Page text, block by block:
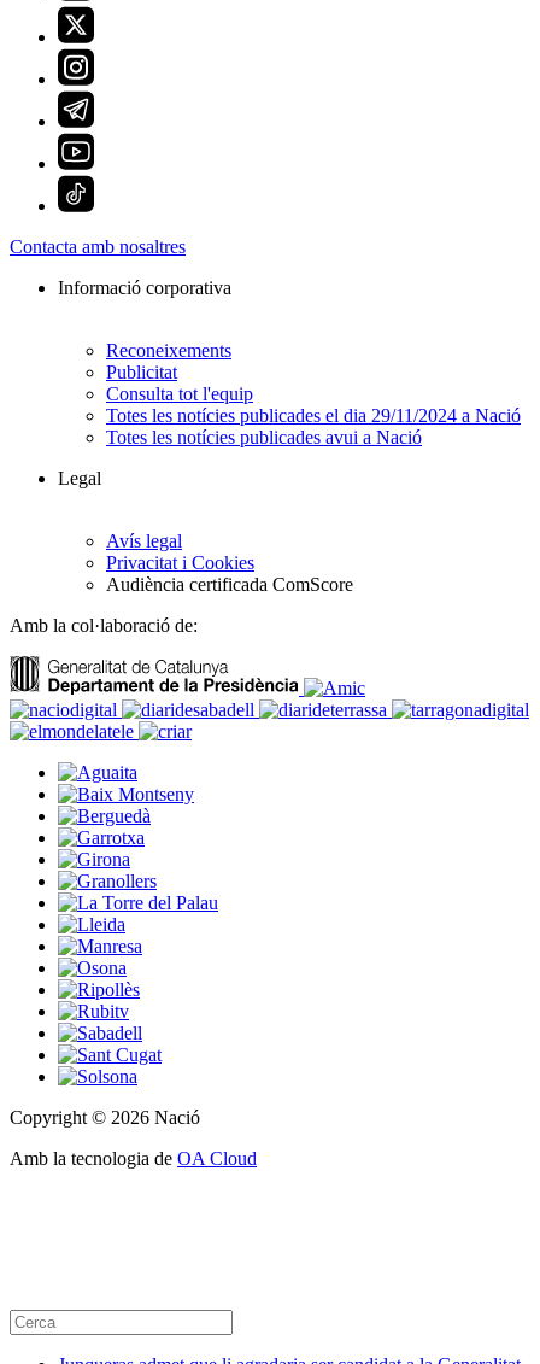
Contacta amb nosaltres
Informació corporativa
Reconeixements
Publicitat
Consulta tot l'equip
Totes les notícies publicades el dia 29/11/2024 a Nació
Totes les notícies publicades avui a Nació
Legal
Avís legal
Privacitat i Cookies
Audiència certificada ComScore
Amb la col·laboració de:
Copyright © 2026 Nació
Amb la tecnologia de OA Cloud